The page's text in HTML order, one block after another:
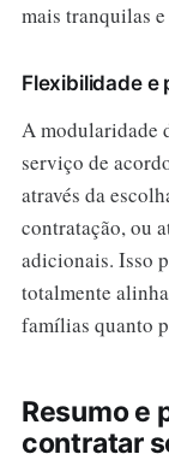
mais tranquilas
Flexibilidade e
A modularidade
serviço de
através da
contratação, ou
adicionais. Isso
totalmente
famílias quanto
Resumo e
contratar